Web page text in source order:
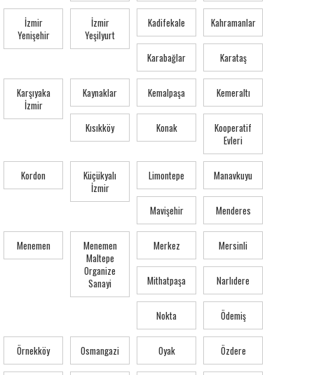
İzmir
Yenişehir
İzmir
Yeşilyurt
Kadifekale Kahramanlar
Karabağlar Karataş
Karşıyaka
İzmir
Kaynaklar Kemalpaşa Kemeraltı
Kısıkköy Konak
Kooperatif
Evleri
Kordon
Küçükyalı
İzmir
Limontepe Manavkuyu
Mavişehir Menderes
Menemen
Menemen
Maltepe
Organize
Sanayi
Merkez Mersinli
Mithatpaşa Narlıdere
Nokta Ödemiş
Örnekköy Osmangazi Oyak Özdere